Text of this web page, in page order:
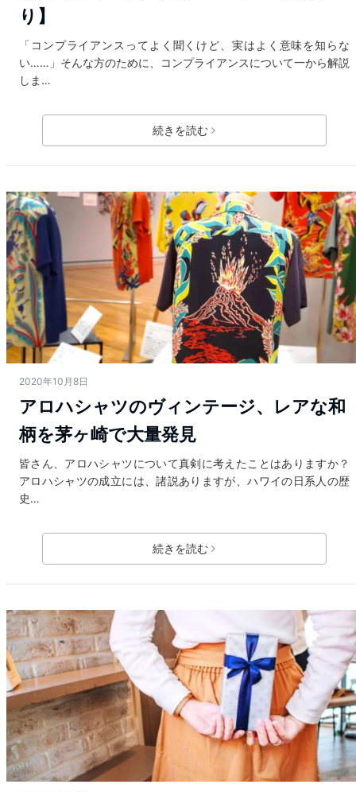
り】
「コンプライアンスってよく聞くけど、実はよく意味を知らな
い……」そんな方のために、コンプライアンスについて一から解説
しま…
続きを読む
2020年10月8日
アロハシャツのヴィンテージ、レアな和
柄を茅ヶ崎で大量発見
皆さん、アロハシャツについて真剣に考えたことはありますか？
アロハシャツの成立には、諸説ありますが、ハワイの日系人の歴
史…
続きを読む